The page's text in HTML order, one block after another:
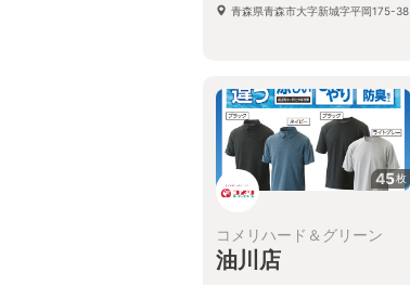
青森県青森市大字新城字平岡175-38
45枚
コメリハード＆グリーン
油川店